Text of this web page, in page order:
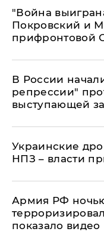
"Война
Покровский и
прифронтовой
В России
репрессии"
выступающей
Украинские
НПЗ – власти
Армия РФ
показало видео